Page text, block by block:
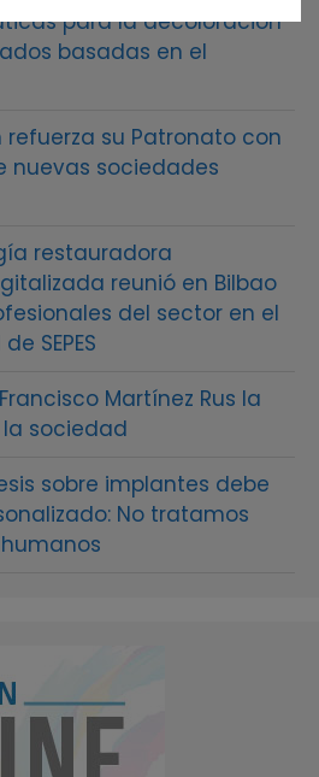
para la decoloración
basadas en el
refuerza su Patronato con
nuevas sociedades
restauradora
reunió en Bilbao
del sector en el
SEPES
Martínez Rus la
sociedad
sobre implantes debe
No tratamos